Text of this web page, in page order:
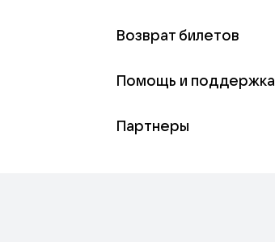
Возврат билетов
Помощь и поддержка
Партнеры